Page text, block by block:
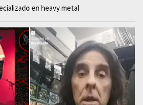
en heavy metal